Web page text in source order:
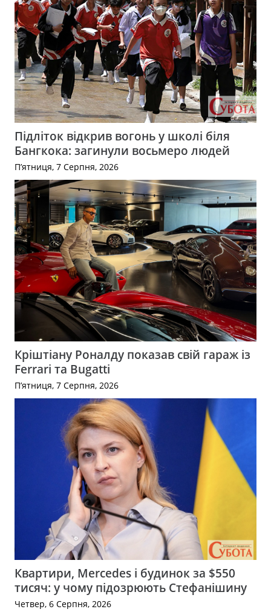
Підліток відкрив вогонь у школі біля
Бангкока: загинули восьмеро людей
П’ятниця, 7 Серпня, 2026
Кріштіану Роналду показав свій гараж із
Ferrari та Bugatti
П’ятниця, 7 Серпня, 2026
Квартири, Mercedes і будинок за $550
тисяч: у чому підозрюють Стефанішину
Четвер, 6 Серпня, 2026